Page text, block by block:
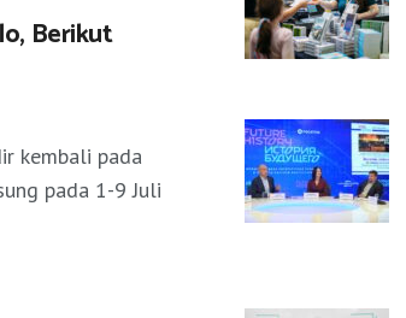
Berikut
kembali pada
pada 1-9 Juli